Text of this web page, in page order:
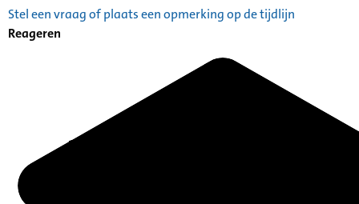
Stel een vraag of plaats een opmerking op de tijdlijn
Reageren